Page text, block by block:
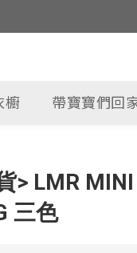
櫥 帶寶寶們回
> LMR MINI
三色